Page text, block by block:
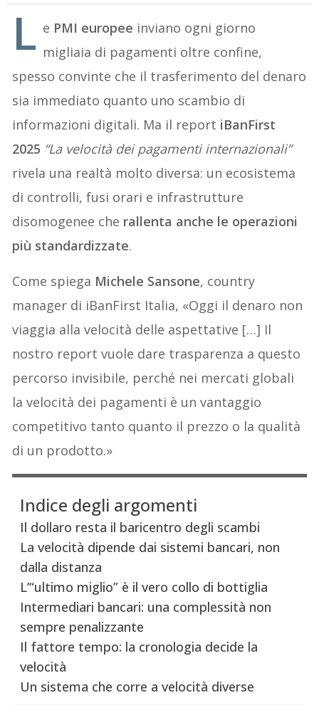
L e PMI europee inviano ogni giorno
migliaia di pagamenti oltre confine,
spesso convinte che il trasferimento del denaro
sia immediato quanto uno scambio di
informazioni digitali. Ma il report iBanFirst
2025 “La velocità dei pagamenti internazionali”
rivela una realtà molto diversa: un ecosistema
di controlli, fusi orari e infrastrutture
disomogenee che rallenta anche le operazioni
più standardizzate.
Come spiega Michele Sansone, country
manager di iBanFirst Italia, «Oggi il denaro non
viaggia alla velocità delle aspettative […] Il
nostro report vuole dare trasparenza a questo
percorso invisibile, perché nei mercati globali
la velocità dei pagamenti è un vantaggio
competitivo tanto quanto il prezzo o la qualità
di un prodotto.»
Indice degli argomenti
Il dollaro resta il baricentro degli scambi
La velocità dipende dai sistemi bancari, non
dalla distanza
L’“ultimo miglio” è il vero collo di bottiglia
Intermediari bancari: una complessità non
sempre penalizzante
Il fattore tempo: la cronologia decide la
velocità
Un sistema che corre a velocità diverse